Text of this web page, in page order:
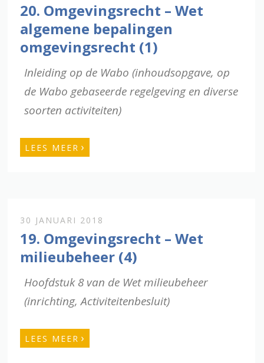
20. Omgevingsrecht – Wet
algemene bepalingen
omgevingsrecht (1)
Inleiding op de Wabo (inhoudsopgave, op
de Wabo gebaseerde regelgeving en diverse
soorten activiteiten)
LEES MEER ›
30 JANUARI 2018
19. Omgevingsrecht – Wet
milieubeheer (4)
Hoofdstuk 8 van de Wet milieubeheer
(inrichting, Activiteitenbesluit)
LEES MEER ›